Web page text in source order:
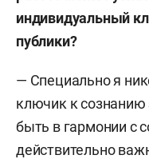
индивидуальный
публики?
— Специально я
ключик к сознанию
быть в гармонии с
действительно